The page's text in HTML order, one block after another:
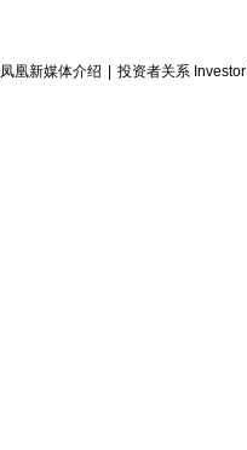
凤凰新媒体介绍 投资者关系